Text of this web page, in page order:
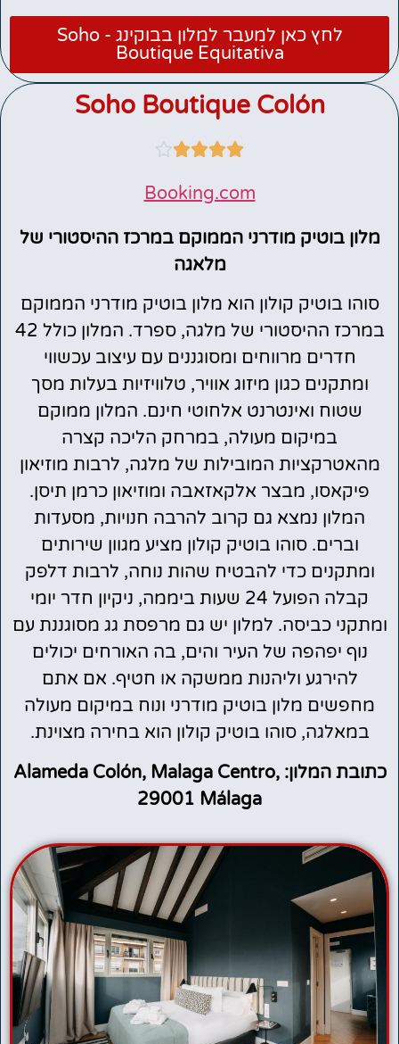
לחץ כאן למעבר למלון בבוקינג - Soho
Boutique Equitativa
Soho Boutique Colón





Booking.com
מלון בוטיק מודרני הממוקם במרכז ההיסטורי של
מלאגה
סוהו בוטיק קולון הוא מלון בוטיק מודרני הממוקם
במרכז ההיסטורי של מלגה, ספרד. המלון כולל 42
חדרים מרווחים ומסוגננים עם עיצוב עכשווי
ומתקנים כגון מיזוג אוויר, טלוויזיות בעלות מסך
שטוח ואינטרנט אלחוטי חינם. המלון ממוקם
במיקום מעולה, במרחק הליכה קצרה
מהאטרקציות המובילות של מלגה, לרבות מוזיאון
פיקאסו, מבצר אלקאזאבה ומוזיאון כרמן תיסן.
המלון נמצא גם קרוב להרבה חנויות, מסעדות
וברים. סוהו בוטיק קולון מציע מגוון שירותים
ומתקנים כדי להבטיח שהות נוחה, לרבות דלפק
קבלה הפועל 24 שעות ביממה, ניקיון חדר יומי
ומתקני כביסה. למלון יש גם מרפסת גג מסוגננת עם
נוף יפהפה של העיר והים, בה האורחים יכולים
להירגע וליהנות ממשקה או חטיף. אם אתם
מחפשים מלון בוטיק מודרני ונוח במיקום מעולה
במאלגה, סוהו בוטיק קולון הוא בחירה מצוינת.
כתובת המלון: Alameda Colón, Malaga Centro,
29001 Málaga